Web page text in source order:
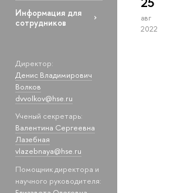
Информация для
сотрудников
Директор:
Денис Владимирович
Волков
dvvolkov@hse.ru
Ученый секретарь:
Валентина Сергеевна
Лазебная
vlazebnaya@hse.ru
Помощник директора и
научного руководителя:
авг
2022